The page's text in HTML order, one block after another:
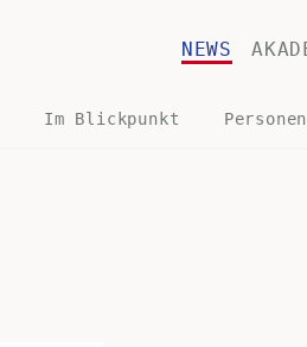
NEWS
Im Blickpunkt Personen